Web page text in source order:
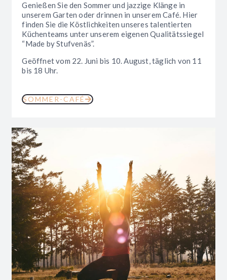
Genießen Sie den Sommer und jazzige Klänge in
unserem Garten oder drinnen in unserem Café. Hier
finden Sie die Köstlichkeiten unseres talentierten
Küchenteams unter unserem eigenen Qualitätssiegel
“Made by Stufvenäs”.
Geöffnet vom 22. Juni bis 10. August, täglich von 11
bis 18 Uhr.
SOMMER-CAFÉ